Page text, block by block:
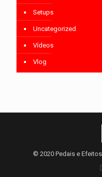
Setups
Uncategorized
Vídeos
Vlog
© 2020 Pedais e